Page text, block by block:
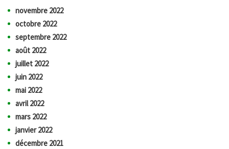
novembre 2022
octobre 2022
septembre 2022
août 2022
juillet 2022
juin 2022
mai 2022
avril 2022
mars 2022
janvier 2022
décembre 2021